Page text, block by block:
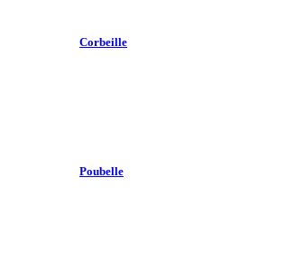
Corbeille
Poubelle